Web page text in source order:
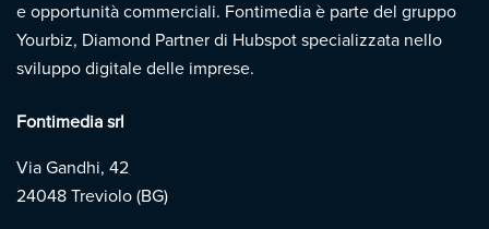
e opportunità commerciali. Fontimedia è parte del gruppo
Yourbiz, Diamond Partner di Hubspot specializzata nello
sviluppo digitale delle imprese.
Fontimedia srl
Via Gandhi, 42
24048 Treviolo (BG)